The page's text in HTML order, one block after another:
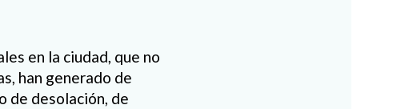
en la ciudad, que no
han generado de
de desolación, de